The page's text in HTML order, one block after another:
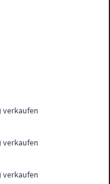
verkaufen
verkaufen
verkaufen